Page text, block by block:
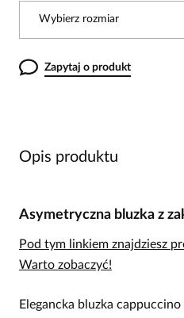
Wybierz rozmiar
Zapytaj o produkt
Opis produktu
Asymetryczna bluzka z
Pod tym linkiem znajdziesz
Warto zobaczyć!
Elegancka bluzka